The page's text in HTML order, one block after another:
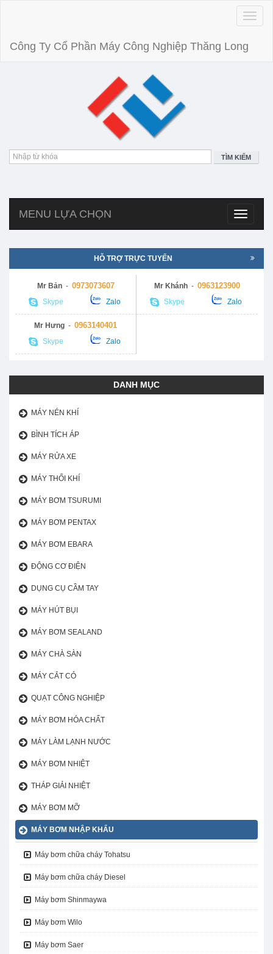
Toggle
Công Ty Cổ Phần Máy Công Nghiệp Thăng Long
TÌM KIẾM
Toggle
MENU LỰA CHỌN
HỖ TRỢ TRỰC TUYẾN
Mr Bản- 0973073607
Skype Zalo
Mr Khánh - 0963123900
Skype Zalo
Mr Hưng - 0963140401
Skype Zalo
DANH MỤC
MÁY NÉN KHÍ
BÌNH TÍCH ÁP
MÁY RỬA XE
MÁY THỔI KHÍ
MÁY BƠM TSURUMI
MÁY BƠM PENTAX
MÁY BƠM EBARA
ĐỘNG CƠ ĐIỆN
DỤNG CỤ CẦM TAY
MÁY HÚT BỤI
MÁY BƠM SEALAND
MÁY CHÀ SÀN
MÁY CẮT CỎ
QUẠT CÔNG NGHIỆP
MÁY BƠM HÓA CHẤT
MÁY LÀM LẠNH NƯỚC
MÁY BƠM NHIỆT
THÁP GIẢI NHIỆT
MÁY BƠM MỠ
MÁY BƠM NHẬP KHẨU
Máy bơm chữa cháy Tohatsu
Máy bơm chữa cháy Diesel
Máy bơm Shinmaywa
Máy bơm Wilo
Máy bơm Saer